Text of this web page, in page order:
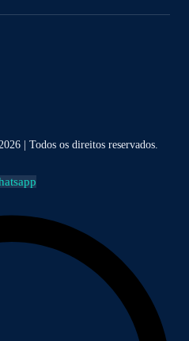
| Todos os direitos reservados.